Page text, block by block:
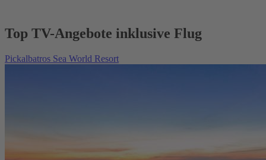
Top TV-Angebote inklusive Flug
Pickalbatros Sea World Resort